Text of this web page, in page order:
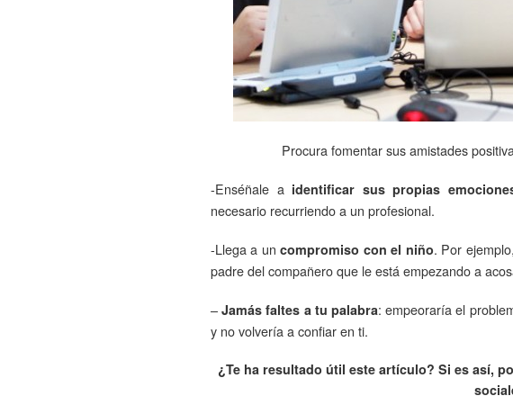
Procura fomentar sus amistades
-Enséñale a identificar sus propias
necesario recurriendo a un profesional.
-Llega a uncompromiso con el niño. Por
padre del compañero que le está empezando a
–Jamás faltes a tu palabra: empeoraría el
y no volvería a confiar en ti.
¿Te ha resultado útil este artículo? Si es así,